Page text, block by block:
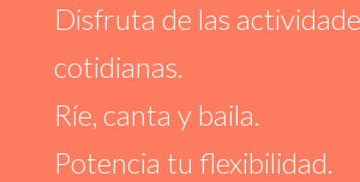
Disfruta de las
cotidianas.
Ríe, canta y baila.
Potencia tu flexibilidad.